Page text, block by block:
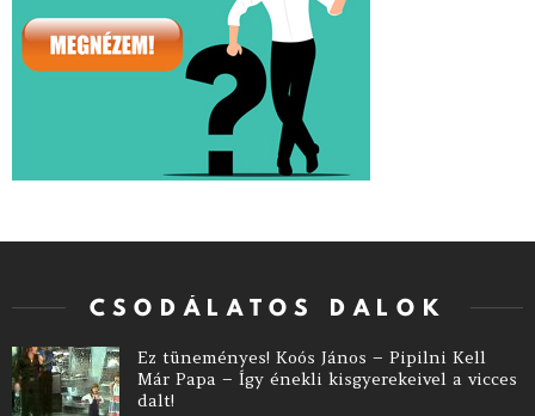
CSODÁLATOS DALOK
Ez tüneményes! Koós János – Pipilni Kell
Már Papa – Így énekli kisgyerekeivel a vicces
dalt!